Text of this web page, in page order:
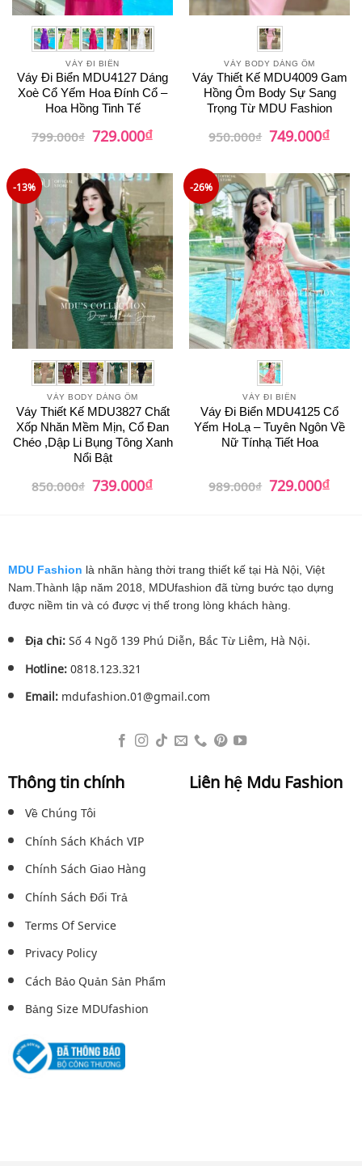
VÁY ĐI BIỂN
Váy Đi Biển MDU4127 Dáng
Xoè Cổ Yếm Hoa Đính Cổ –
Hoa Hồng Tinh Tế
799.000₫ Giá
gốc
729.000₫Giá
hiện
729.000₫.
VÁY BODY DÁNG ÔM
Váy Thiết Kế MDU4009 Gam
Hồng Ôm Body Sự Sang
Trọng Từ MDU Fashion
950.000₫ Giá
gốc
749.000₫Giá
hiện
-13%
VÁY BODY DÁNG ÔM
Váy Thiết Kế MDU3827 Chất
Xốp Nhăn Mềm Mịn, Cổ Đan
Chéo ,Dập Li Bụng Tông Xanh
Nổi Bật
850.000₫ Giá
gốc
739.000₫Giá
hiện
-26%
VÁY ĐI BIỂN
Váy Đi Biển MDU4125 Cổ
Yếm HoLạ – Tuyên Ngôn Về
Nữ Tínhạ Tiết Hoa
989.000₫ Giá
gốc
729.000₫Giá
hiện
MDU Fashion là nhãn hàng thời trang thiết kế tại Hà Nội, Việt
Nam.Thành lập năm 2018, MDUfashion đã từng bước tạo dựng
được niềm tin và có được vị thế trong lòng khách hàng.
Địa chỉ:Số 4 Ngõ 139 Phú Diễn, Bắc Từ Liêm, Hà Nội.
Hotline:0818.123.321
Email:mdufashion.01@gmail.com
Thông tin chính
Về Chúng Tôi
Chính Sách Khách VIP
Chính Sách Giao Hàng
Chính Sách Đổi Trả
Terms Of Service
Privacy Policy
Cách Bảo Quản Sản Phẩm
Bảng Size MDUfashion
Liên hệ Mdu Fashion